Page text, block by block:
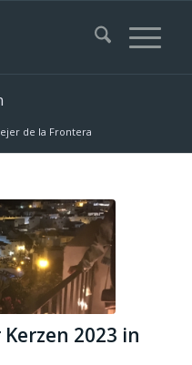
de la Frontera
2023 in